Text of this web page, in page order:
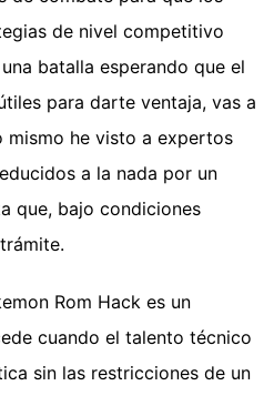
de nivel competitivo
batalla esperando que el
para darte ventaja, vas a
mismo he visto a expertos
a la nada por un
que, bajo condiciones
Rom Hack es un
cuando el talento técnico
sin las restricciones de un